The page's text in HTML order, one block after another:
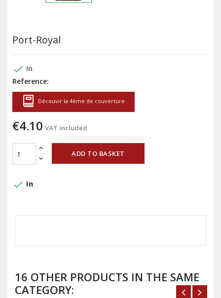
Port-Royal
done In
Reference:
Découvir la 4ème de couverture
€4.10 VAT included
ADD TO BASKET
done In
16 OTHER PRODUCTS IN THE SAME
CATEGORY: